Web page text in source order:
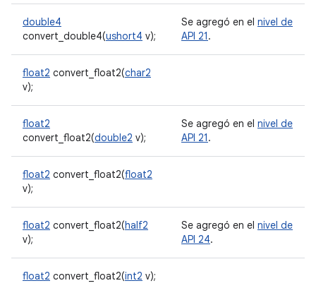
double4
convert_double4(ushort4 v);
Se agregó en el nivel de
API 21.
float2 convert_float2(char2
v);
float2
convert_float2(double2 v);
Se agregó en el nivel de
API 21.
float2 convert_float2(float2
v);
float2 convert_float2(half2
v);
Se agregó en el nivel de
API 24.
float2 convert_float2(int2 v);